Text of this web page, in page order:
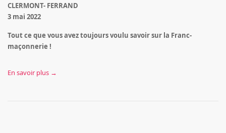
CLERMONT- FERRAND
3 mai 2022
Tout ce que vous avez toujours voulu savoir sur la Franc-
maçonnerie !
En savoir plus →